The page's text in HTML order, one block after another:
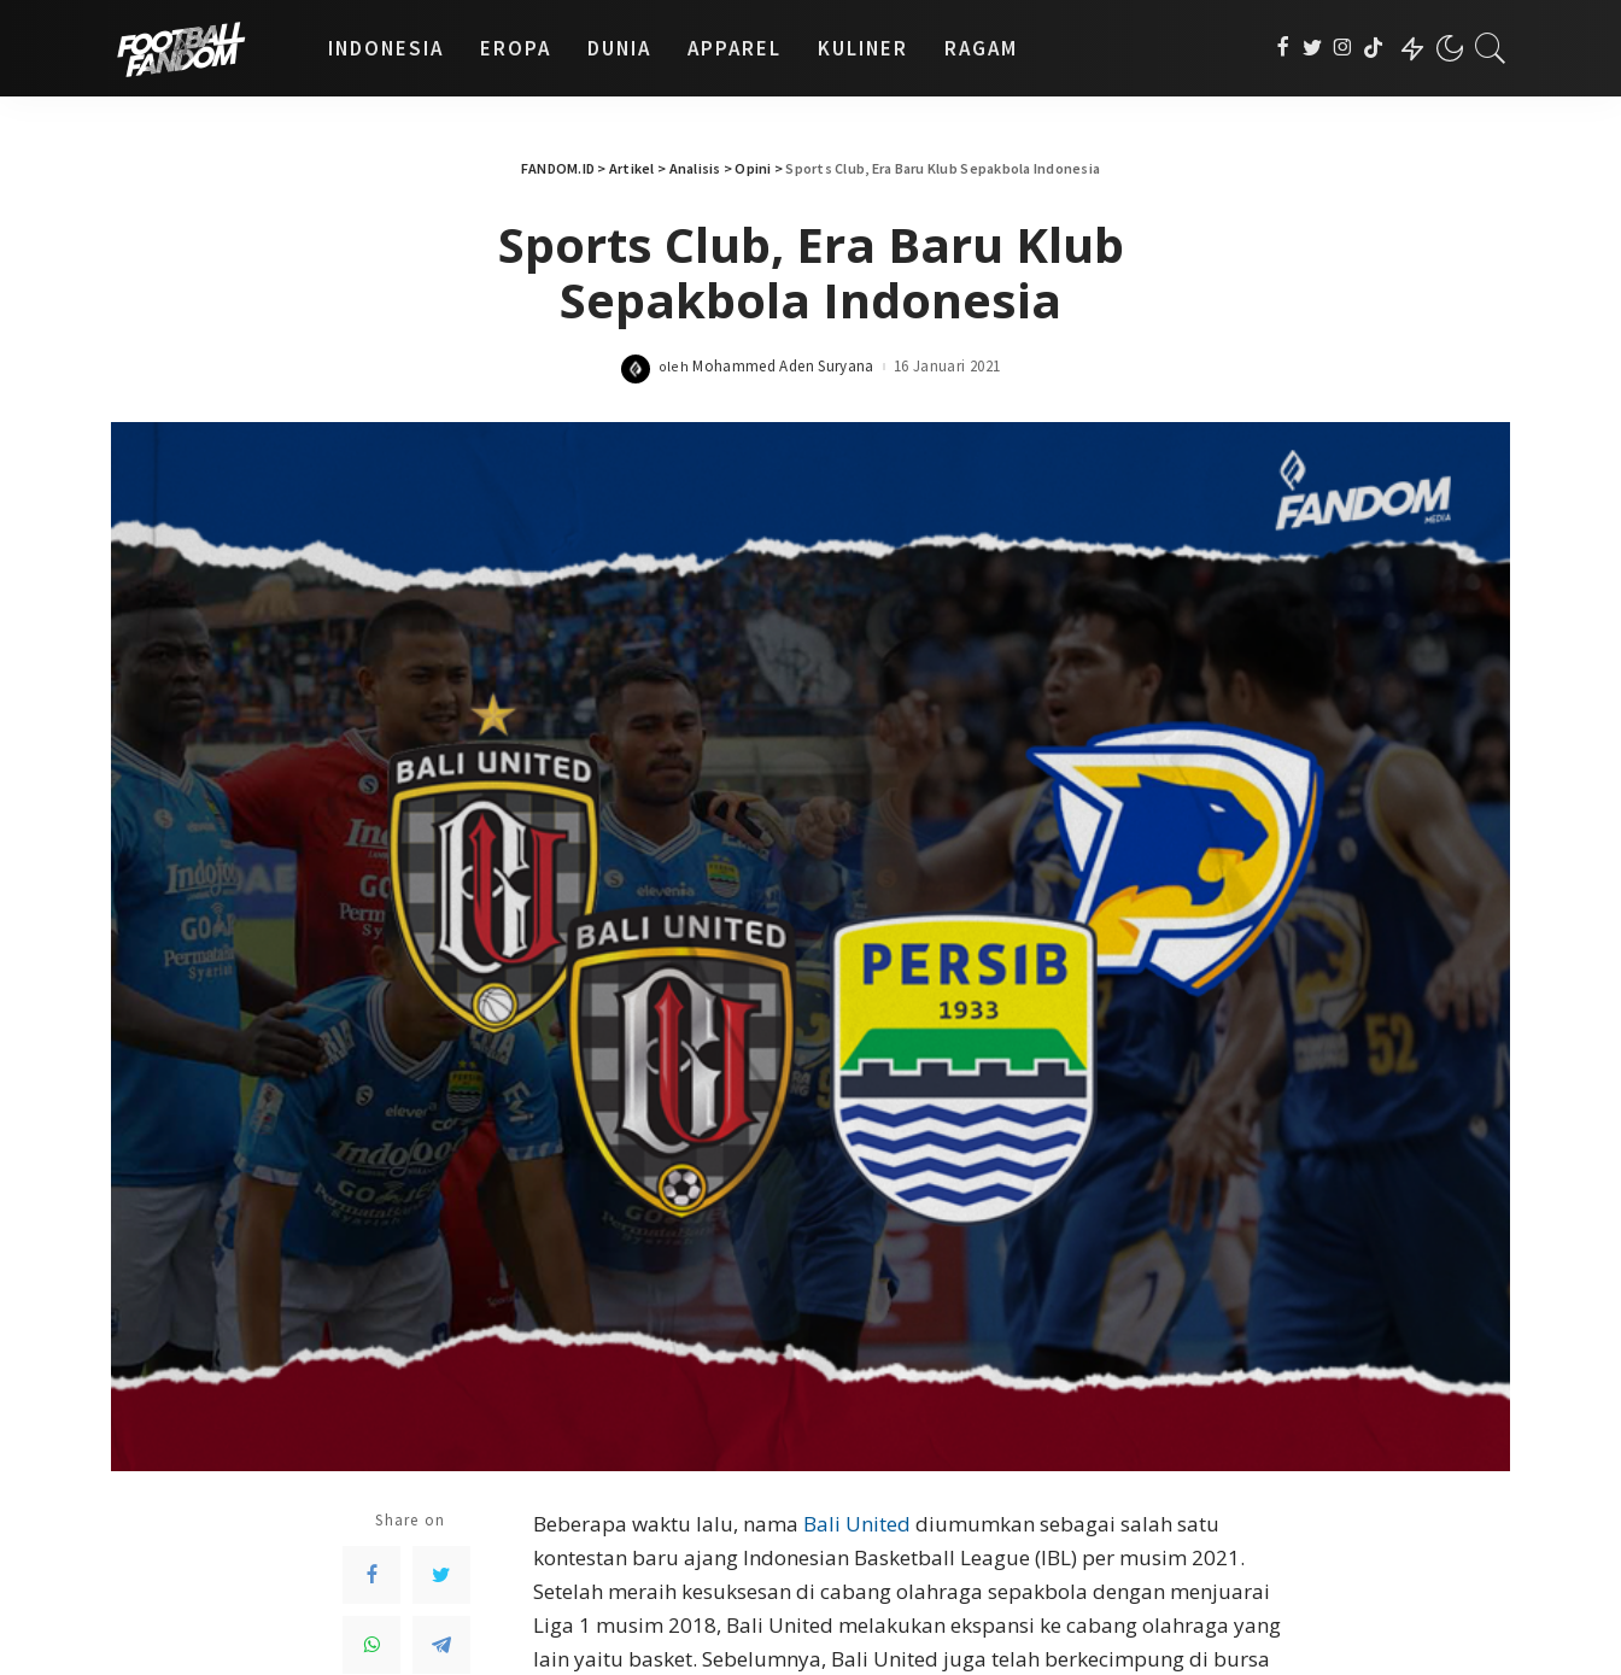
INDONESIA EROPA DUNIA APPAREL KULINER RAGAM
FANDOM.ID > Artikel > Analisis >Opini >Sports Club, Era Baru Klub Sepakbola Indonesia
Sports Club, Era Baru Klub
Sepakbola Indonesia
Posted
oleh Mohammed Aden Suryana 16 Januari 2021
Share on Beberapa waktu lalu, nama Bali United diumumkan sebagai salah satu
kontestan baru ajang Indonesian Basketball League (IBL) per musim 2021.
Setelah meraih kesuksesan di cabang olahraga sepakbola dengan menjuarai
Liga 1 musim 2018, Bali United melakukan ekspansi ke cabang olahraga yang
lain yaitu basket. Sebelumnya, Bali United juga telah berkecimpung di bursa